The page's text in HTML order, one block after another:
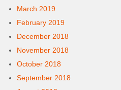
March 2019
February 2019
December 2018
November 2018
October 2018
September 2018